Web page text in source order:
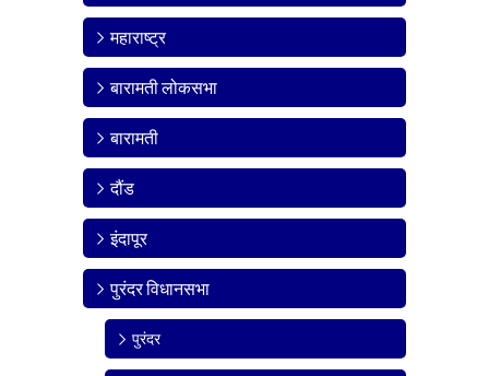
महाराष्ट्र
बारामती लोकसभा
बारामती
दौंड
इंदापूर
पुरंदर विधानसभा
पुरंदर